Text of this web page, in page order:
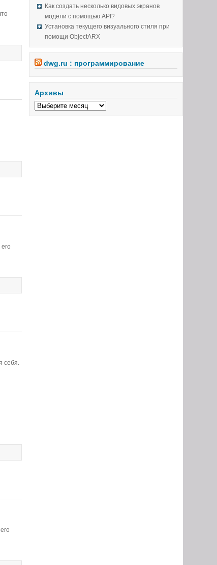
себя.
Как создать несколько видовых экранов
модели с помощью API?
Установка текущего визуального стиля при
помощи ObjectARX
dwg.ru : программирование
Архивы